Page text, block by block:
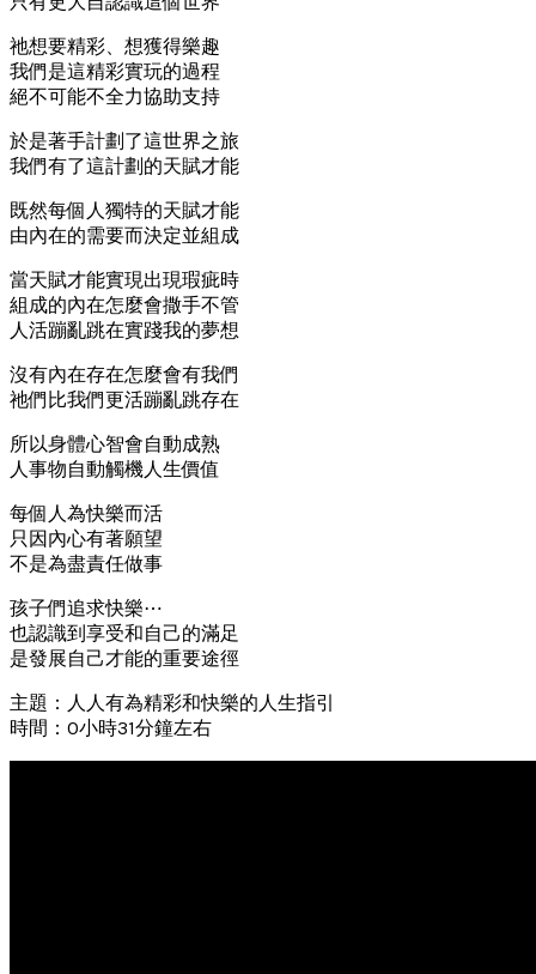
祂想要精彩、想獲得樂趣
我們是這精彩實玩的過程
絕不可能不全力協助支持
於是著手計劃了這世界之旅
我們有了這計劃的天賦才能
既然每個人獨特的天賦才能
由內在的需要而決定並組成
當天賦才能實現出現瑕疵時
組成的內在怎麼會撒手不管
人活蹦亂跳在實踐我的夢想
沒有內在存在怎麼會有我們
祂們比我們更活蹦亂跳存在
所以身體心智會自動成熟
人事物自動觸機人生價值
每個人為快樂而活
只因內心有著願望
不是為盡責任做事
孩子們追求快樂⋯
也認識到享受和自己的滿足
是發展自己才能的重要途徑
主題：人人有為精彩和快樂的人生指引
時間：0小時31分鐘左右